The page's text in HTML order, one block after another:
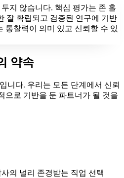
지 않습니다. 핵심 평가는 존 홀
잘 확립되고 검증된 연구에 기반
통찰력이 의미 있고 신뢰할 수 있
약속
니다. 우리는 모든 단계에서 신뢰
으로 기반을 둔 파트너가 될 것을
의 널리 존경받는 직업 선택